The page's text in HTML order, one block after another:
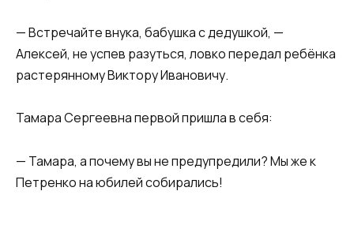
— Встречайте внука, бабушка с дедушкой, —
Алексей, не успев разуться, ловко передал ребёнка
растерянному Виктору Ивановичу.
Тамара Сергеевна первой пришла в себя:
— Тамара, а почему вы не предупредили? Мы же к
Петренко на юбилей собирались!